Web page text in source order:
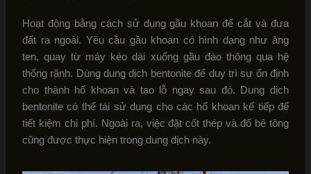
Hoạt động bằng cách sử dụng gầu khoan để cắt và đưa
đất ra ngoài. Yêu cầu gầu khoan có hình dạng như ăng
ten, quay từ máy kéo dài xuống gầu đào thông qua hệ
thống rãnh. Dùng dung dịch bentonite để duy trì sự ổn định
cho thành hố khoan và tạo lỗ ngay sau đó. Dung dịch
bentonite có thể tái sử dụng cho các hố khoan kế tiếp để
tiết kiệm chi phí. Ngoài ra, việc đặt cốt thép và đổ bê tông
cũng được thực hiện trong dung dịch này.